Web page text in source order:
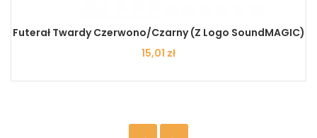
Futerał Twardy Czerwono/czarny (z Logo SoundMAGIC)
Cena
15,01 zł